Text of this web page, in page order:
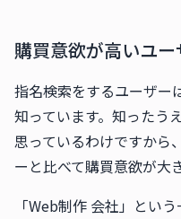
購買意欲が高いユ
指名検索をするユーザー
知っています。知ったう
思っているわけですから
ーと比べて購買意欲が大
「Web制作 会社」とい